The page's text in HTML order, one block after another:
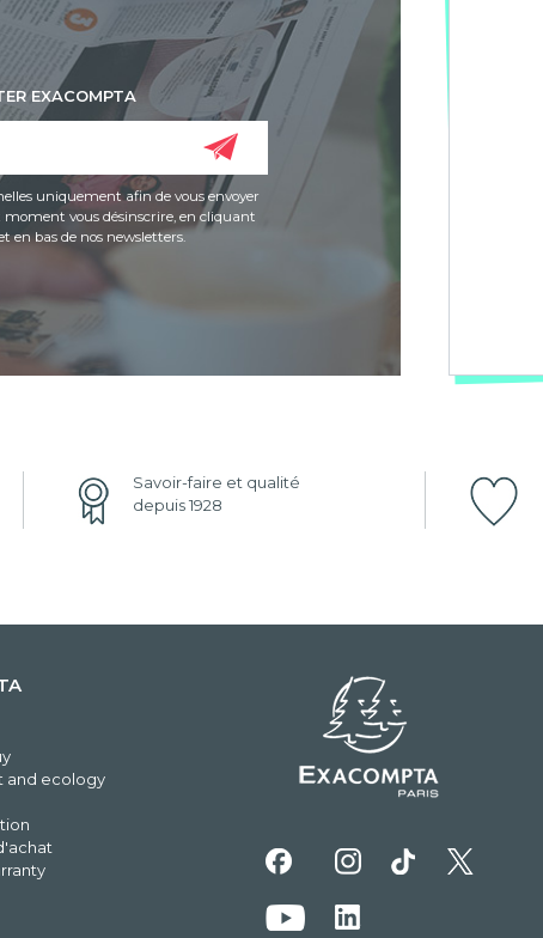
EXACOMPTA
uniquement afin de vous envoyer
moment vous désinscrire, en cliquant
en bas de nos newsletters.
Savoir-faire et qualité
depuis 1928
and ecology